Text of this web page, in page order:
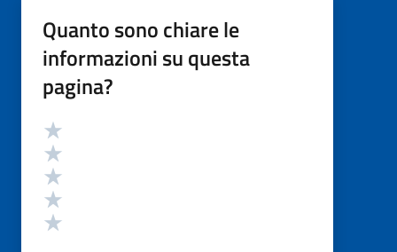
Quanto sono chiare le
informazioni su questa
pagina?
Valutazione